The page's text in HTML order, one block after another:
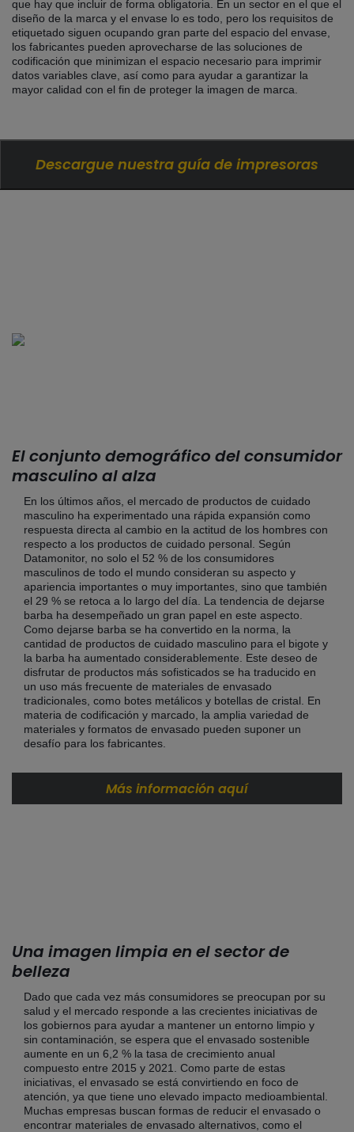
que hay que incluir de forma obligatoria. En un sector en el que el
diseño de la marca y el envase lo es todo, pero los requisitos de
etiquetado siguen ocupando gran parte del espacio del envase,
los fabricantes pueden aprovecharse de las soluciones de
codificación que minimizan el espacio necesario para imprimir
datos variables clave, así como para ayudar a garantizar la
mayor calidad con el fin de proteger la imagen de marca.
Descargue nuestra guía de impresoras
El conjunto demográfico del consumidor
masculino al alza
En los últimos años, el mercado de productos de cuidado
masculino ha experimentado una rápida expansión como
respuesta directa al cambio en la actitud de los hombres con
respecto a los productos de cuidado personal. Según
Datamonitor, no solo el 52 % de los consumidores
masculinos de todo el mundo consideran su aspecto y
apariencia importantes o muy importantes, sino que también
el 29 % se retoca a lo largo del día. La tendencia de dejarse
barba ha desempeñado un gran papel en este aspecto.
Como dejarse barba se ha convertido en la norma, la
cantidad de productos de cuidado masculino para el bigote y
la barba ha aumentado considerablemente. Este deseo de
disfrutar de productos más sofisticados se ha traducido en
un uso más frecuente de materiales de envasado
tradicionales, como botes metálicos y botellas de cristal. En
materia de codificación y marcado, la amplia variedad de
materiales y formatos de envasado pueden suponer un
desafío para los fabricantes.
Más información aquí
Una imagen limpia en el sector de
belleza
Dado que cada vez más consumidores se preocupan por su
salud y el mercado responde a las crecientes iniciativas de
los gobiernos para ayudar a mantener un entorno limpio y
sin contaminación, se espera que el envasado sostenible
aumente en un 6,2 % la tasa de crecimiento anual
compuesto entre 2015 y 2021. Como parte de estas
iniciativas, el envasado se está convirtiendo en foco de
atención, ya que tiene uno elevado impacto medioambiental.
Muchas empresas buscan formas de reducir el envasado o
encontrar materiales de envasado alternativos, como el